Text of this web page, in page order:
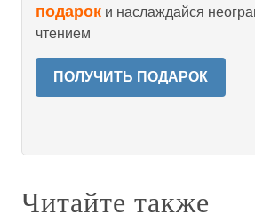
подарок и наслаждайся
чтением
ПОЛУЧИТЬ ПОДАРОК
Читайте также